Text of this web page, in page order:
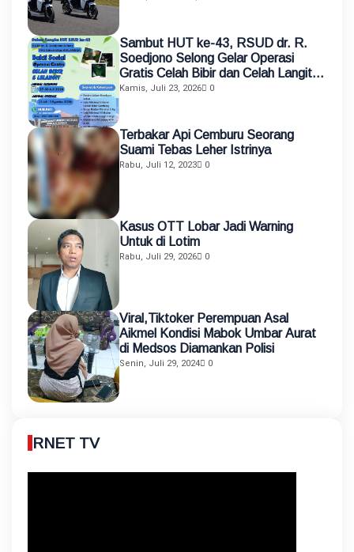
Sambut HUT ke-43, RSUD dr. R.
Soedjono Selong Gelar Operasi
Gratis Celah Bibir dan Celah Langit-
Langit
Kamis, Juli 23, 2026 0
Terbakar Api Cemburu Seorang
Suami Tebas Leher Istrinya
Rabu, Juli 12, 2023 0
Kasus OTT Lobar Jadi Warning
Untuk di Lotim
Rabu, Juli 29, 2026 0
Viral,Tiktoker Perempuan Asal
Aikmel Kondisi Mabok Umbar Aurat
di Medsos Diamankan Polisi
Senin, Juli 29, 2024 0
RNET TV